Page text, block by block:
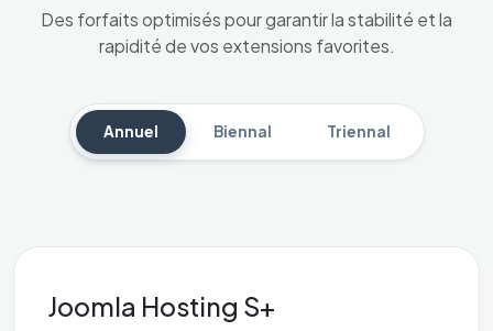
Des forfaits optimisés pour garantir la stabilité et la
rapidité de vos extensions favorites.
Annuel Biennal Triennal
Joomla Hosting S+